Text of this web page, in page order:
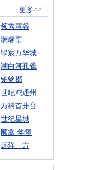
更多>>
领秀慧谷
澜馨墅
绿宸万华城
潮白河孔雀
铂铭郡
世纪鸿通州
万科首开台
世纪星城
顺鑫·华玺
远洋一方